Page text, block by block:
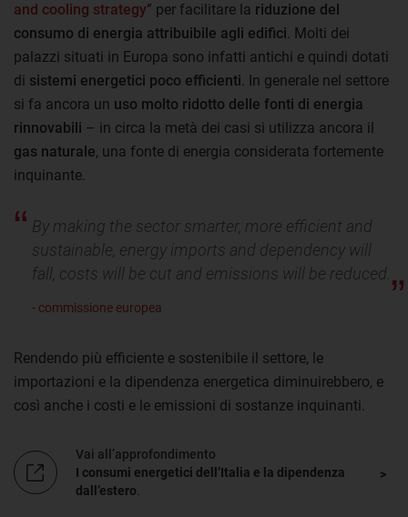
and cooling strategy” per facilitare la riduzione del
consumo di energia attribuibile agli edifici. Molti dei
palazzi situati in Europa sono infatti antichi e quindi dotati
di sistemi energetici poco efficienti. In generale nel settore
si fa ancora un uso molto ridotto delle fonti di energia
rinnovabili – in circa la metà dei casi si utilizza ancora il
gas naturale, una fonte di energia considerata fortemente
inquinante.
By making the sector smarter, more efficient and
sustainable, energy imports and dependency will
fall, costs will be cut and emissions will be reduced.
- commissione europea
Rendendo più efficiente e sostenibile il settore, le
importazioni e la dipendenza energetica diminuirebbero, e
così anche i costi e le emissioni di sostanze inquinanti.
Vai all’approfondimento
I consumi energetici dell’Italia e la dipendenza
dall’estero